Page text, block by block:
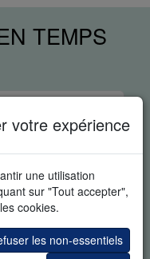
votre expérience
une utilisation
sur "Tout accepter",
cookies.
les non-essentiels
TEMPS